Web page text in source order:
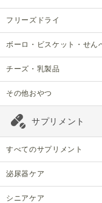
フリーズドライ
ボーロ・ビスケット・せん
チーズ・乳製品
その他おやつ
サプリメント
すべてのサプリメント
泌尿器ケア
シニアケア